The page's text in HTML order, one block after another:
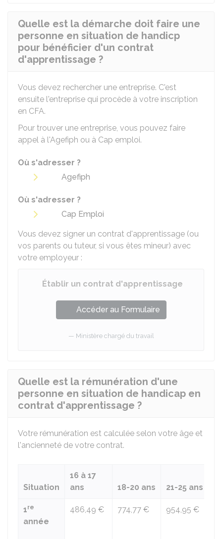
Quelle est la démarche doit faire une
personne en situation de handicp
pour bénéficier d'un contrat
d'apprentissage ?
Vous devez rechercher une entreprise. C'est
ensuite l'entreprise qui procède à votre inscription
en CFA.
Pour trouver une entreprise, vous pouvez faire
appel à l'Agefiph ou à Cap emploi.
Où s'adresser ?
Agefiph
Où s'adresser ?
Cap Emploi
Vous devez signer un contrat d'apprentissage (ou
vos parents ou tuteur, si vous êtes mineur) avec
votre employeur :
Établir un contrat d'apprentissage
Accéder au Formulaire
Ministère chargé du travail
Quelle est la rémunération d'une
personne en situation de handicap en
contrat d'apprentissage ?
Votre rémunération est calculée selon votre âge et
l'ancienneté de votre contrat.
Situation
16 à 17
ans
18-20 ans 21-25 ans
1re
année
486,49 € 774,77 € 954,95 €